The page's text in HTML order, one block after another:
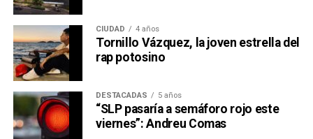
CIUDAD 4 años
Tornillo Vázquez, la joven estrella del
rap potosino
DESTACADAS 5 años
“SLP pasaría a semáforo rojo este
viernes”: Andreu Comas